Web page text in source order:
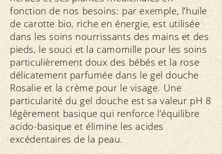
fonction de nos besoins: par exemple, l’huile
de carotte bio, riche en énergie, est utilisée
dans les soins nourrissants des mains et des
pieds, le souci et la camomille pour les soins
particulièrement doux des bébés et la rose
délicatement parfumée dans le gel douche
Rosalie et la crème pour le visage. Une
particularité du gel douche est sa valeur pH 8
légèrement basique qui renforce l’équilibre
acido-basique et élimine les acides
excédentaires de la peau.